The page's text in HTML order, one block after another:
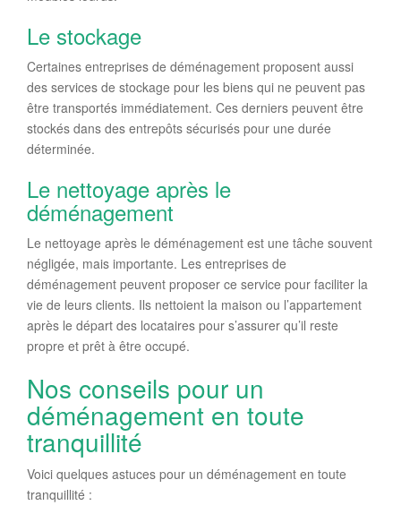
Le stockage
Certaines entreprises de déménagement proposent aussi
des services de stockage pour les biens qui ne peuvent pas
être transportés immédiatement. Ces derniers peuvent être
stockés dans des entrepôts sécurisés pour une durée
déterminée.
Le nettoyage après le
déménagement
Le nettoyage après le déménagement est une tâche souvent
négligée, mais importante. Les entreprises de
déménagement peuvent proposer ce service pour faciliter la
vie de leurs clients. Ils nettoient la maison ou l’appartement
après le départ des locataires pour s’assurer qu’il reste
propre et prêt à être occupé.
Nos conseils pour un
déménagement en toute
tranquillité
Voici quelques astuces pour un déménagement en toute
tranquillité :